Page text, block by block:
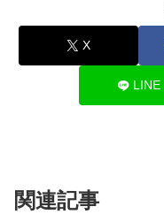
X
LINE
関連記事